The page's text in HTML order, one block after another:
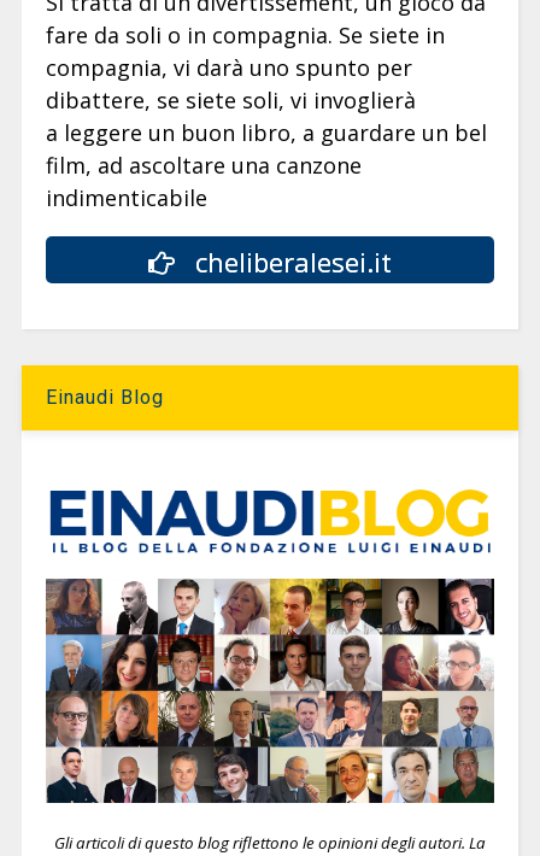
fare da soli o in compagnia. Se siete in
compagnia, vi darà uno spunto per
dibattere, se siete soli, vi invoglierà
a leggere un buon libro, a guardare un bel
film, ad ascoltare una canzone
indimenticabile
cheliberalesei.it
Einaudi Blog
Gli articoli di questo blog riflettono le opinioni degli autori. La